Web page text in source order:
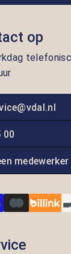
op
00
medewerker